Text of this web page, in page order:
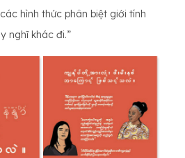
hình thức phân biệt giới tính
nghĩ khác đi.”